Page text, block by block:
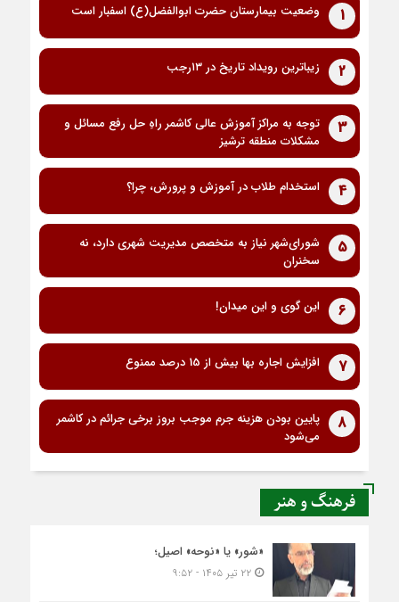
1 وضعیت بیمارستان حضرت ابوالفضل(ع) اسفبار است
2 زیباترین رویداد تاریخ در ۱۳رجب
3
توجه به مراکز آموزش عالی کاشمر راهِ حل رفع مسائل و
مشکلات منطقه ترشیز
4 استخدام طلاب در آموزش و پرورش، چرا؟
5
شورای‌شهر نیاز به متخصص مدیریت شهری دارد، نه
سخنران
6 این گوی و این میدان!
7 افزایش اجاره بها بیش از 15 درصد ممنوع
8
پایین بودن هزینه جرم موجب بروز برخی جرائم در کاشمر
می‌شود
فرهنگ و هنر
«شور» یا «نوحه» اصیل؛
۲۲ تیر ۱۴۰۵ - ۹:۵۲